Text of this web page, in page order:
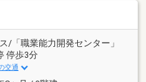
/「職業能力開発センター」
停歩3分
交通